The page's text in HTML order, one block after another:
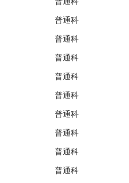
普通科
普通科
普通科
普通科
普通科
普通科
普通科
普通科
普通科